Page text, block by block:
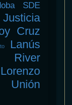
SDE
Cruz
Lanús
River
Unión